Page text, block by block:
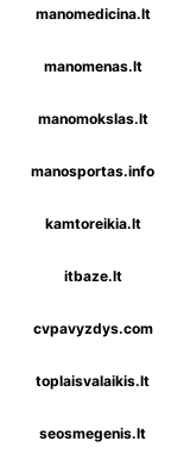
manomedicina.lt
manomenas.lt
manomokslas.lt
manosportas.info
kamtoreikia.lt
itbaze.lt
cvpavyzdys.com
toplaisvalaikis.lt
seosmegenis.lt